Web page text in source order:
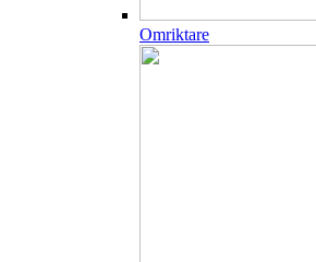
Omriktare